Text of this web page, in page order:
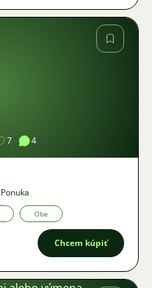
7 4
Ponuka
Obe
Chcem kúpiť